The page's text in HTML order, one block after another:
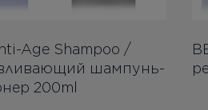
Age Shampoo /
шампунь-
200ml